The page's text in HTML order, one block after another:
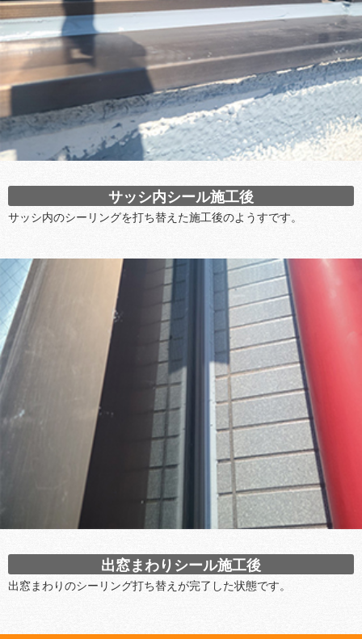
サッシ内シール施工後
サッシ内のシーリングを打ち替えた施工後のようすです。
出窓まわりシール施工後
出窓まわりのシーリング打ち替えが完了した状態です。